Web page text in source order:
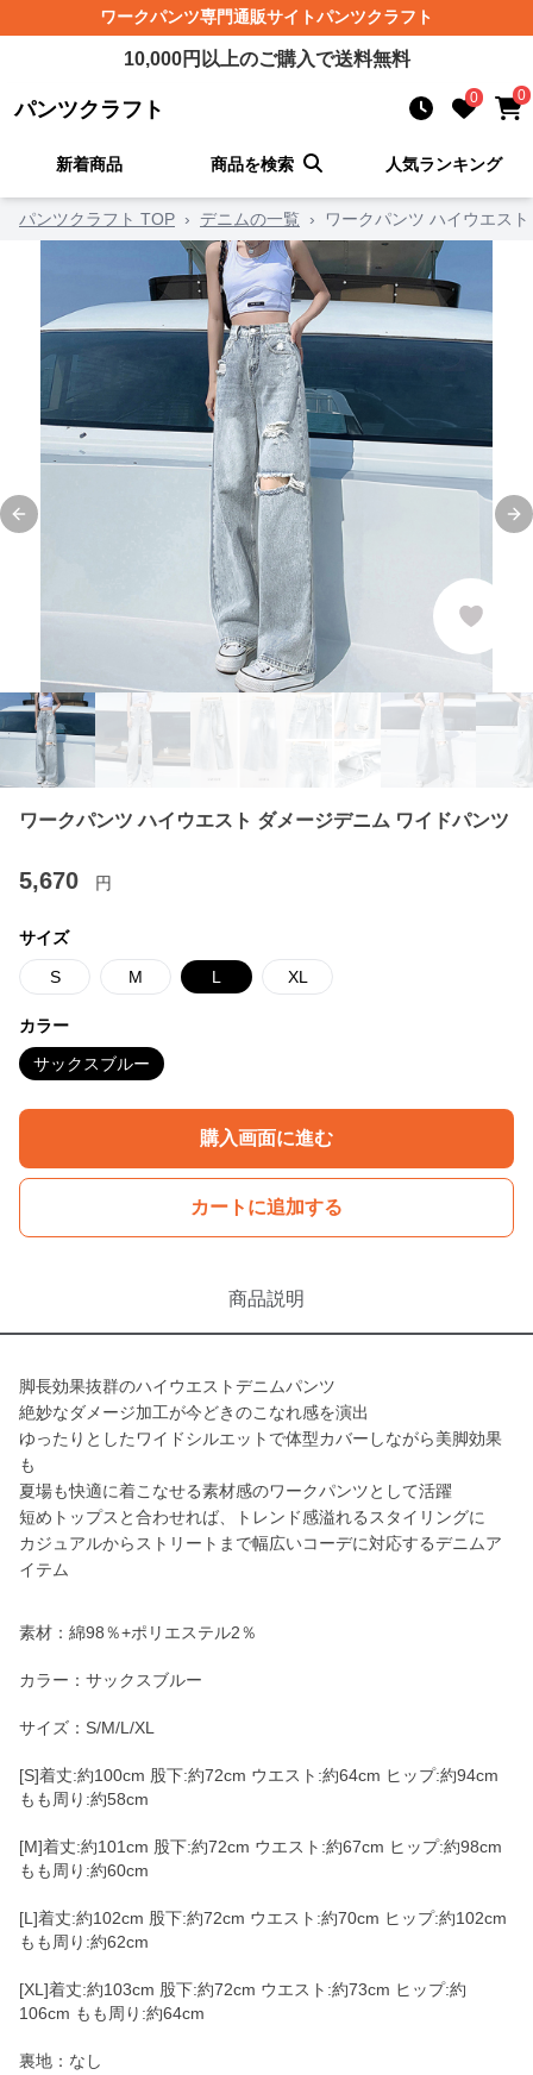
ワークパンツ専門通販サイトパンツクラフト
10,000円以上のご購入で送料無料
パンツクラフト 0 0
新着商品 商品を検索 人気ランキング
パンツクラフト TOP › デニムの一覧 › ワークパンツ ハイウエス
Previous slide
ワークパンツ ハイウエスト ダメージデニム ワイドパンツ
5,670 円
サイズ
S M L XL
カラー
サックスブルー
購入画面に進む
カートに追加する
商品説明
脚長効果抜群のハイウエストデニムパンツ
絶妙なダメージ加工が今どきのこなれ感を演出
ゆったりとしたワイドシルエットで体型カバーしながら美脚効果
も
夏場も快適に着こなせる素材感のワークパンツとして活躍
短めトップスと合わせれば、トレンド感溢れるスタイリングに
カジュアルからストリートまで幅広いコーデに対応するデニムア
イテム
素材：綿98％+ポリエステル2％
カラー：サックスブルー
サイズ：S/M/L/XL
[S]着丈:約100cm 股下:約72cm ウエスト:約64cm ヒップ:約94cm
もも周り:約58cm
[M]着丈:約101cm 股下:約72cm ウエスト:約67cm ヒップ:約98cm
もも周り:約60cm
[L]着丈:約102cm 股下:約72cm ウエスト:約70cm ヒップ:約102cm
もも周り:約62cm
[XL]着丈:約103cm 股下:約72cm ウエスト:約73cm ヒップ:約
106cm もも周り:約64cm
裏地：なし